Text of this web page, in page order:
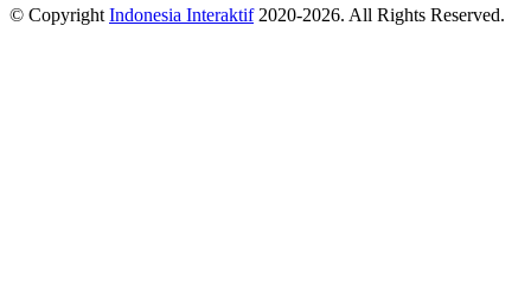
© Copyright Indonesia Interaktif2020-2026. All Rights Reserved.